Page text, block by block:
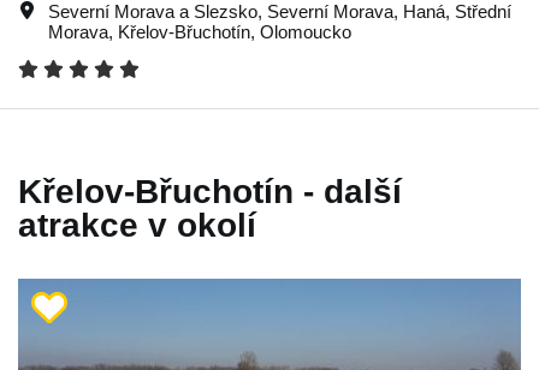
Severní Morava a Slezsko, Severní Morava, Haná, Střední
Morava, Křelov-Břuchotín, Olomoucko
Křelov-Břuchotín - další
atrakce v okolí